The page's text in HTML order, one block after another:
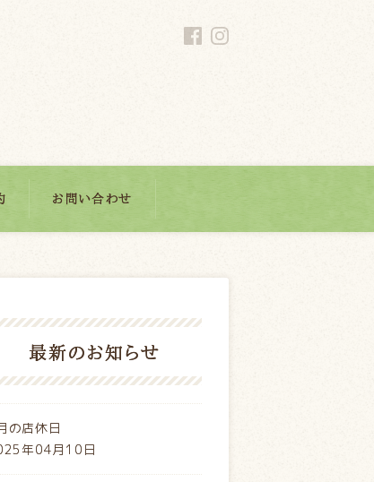
お問い合わせ
最新のお知らせ
の店休日
年04月10日